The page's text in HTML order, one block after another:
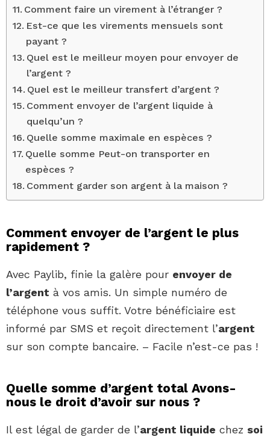
Comment faire un virement à l’étranger ?
Est-ce que les virements mensuels sont
payant ?
Quel est le meilleur moyen pour envoyer de
l’argent ?
Quel est le meilleur transfert d’argent ?
Comment envoyer de l’argent liquide à
quelqu’un ?
Quelle somme maximale en espèces ?
Quelle somme Peut-on transporter en
espèces ?
Comment garder son argent à la maison ?
Comment envoyer de l’argent le plus
rapidement ?
Avec Paylib, finie la galère pour envoyer de
l’argent à vos amis. Un simple numéro de
téléphone vous suffit. Votre bénéficiaire est
informé par SMS et reçoit directement l’argent
sur son compte bancaire. – Facile n’est-ce pas !
Quelle somme d’argent total Avons-
nous le droit d’avoir sur nous ?
Il est légal de garder de l’argent liquide chez soi